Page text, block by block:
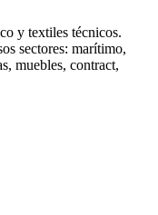
y textiles técnicos.
sectores: marítimo,
muebles, contract,